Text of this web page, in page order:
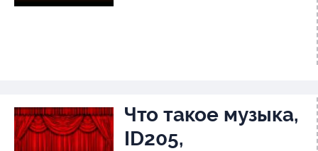
Что такое музыка,
ID205,